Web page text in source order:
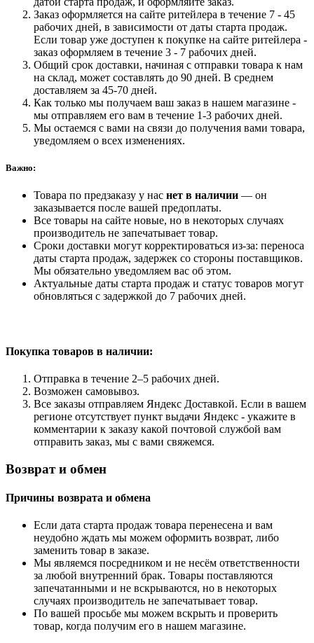
Заказ оформляется на сайте ритейлера в течение 7 - 45
рабочих дней, в зависимости от даты старта продаж.
Если товар уже доступен к покупке на сайте ритейлера -
заказ оформляем в течение 3 - 7 рабочих дней.
Общий срок доставки, начиная с отправки товара к нам
на склад, может составлять до 90 дней. В среднем
доставляем за 45-70 дней.
Как только мы получаем ваш заказ в нашем магазине -
мы отправляем его вам в течение 1-3 рабочих дней.
Мы остаемся с вами на связи до получения вами товара,
уведомляем о всех изменениях.
Важно:
Товара по предзаказу у нас нет в наличии — он
заказывается после вашей предоплаты.
Все товары на сайте новые, но в некоторых случаях
производитель не запечатывает товар.
Сроки доставки могут корректироваться из-за: переноса
даты старта продаж, задержек со стороны поставщиков.
Мы обязательно уведомляем вас об этом.
Актуальные даты старта продаж и статус товаров могут
обновляться с задержкой до 7 рабочих дней.
Покупка товаров в наличии:
Отправка в течение 2–5 рабочих дней.
Возможен самовывоз.
Все заказы отправляем Яндекс Доставкой. Если в вашем
регионе отсутствует пункт выдачи Яндекс - укажите в
комментарии к заказу какой почтовой службой вам
отправить заказ, мы с вами свяжемся.
Возврат и обмен
Причины возврата и обмена
Если дата старта продаж товара перенесена и вам
неудобно ждать мы можем оформить возврат, либо
заменить товар в заказе.
Мы являемся посредником и не несём ответственности
за любой внутренний брак. Товары поставляются
запечатанными и не вскрываются, но в некоторых
случаях производитель не запечатывает товар.
По вашей просьбе мы можем вскрыть и проверить
товар, когда получим его в нашем магазине.